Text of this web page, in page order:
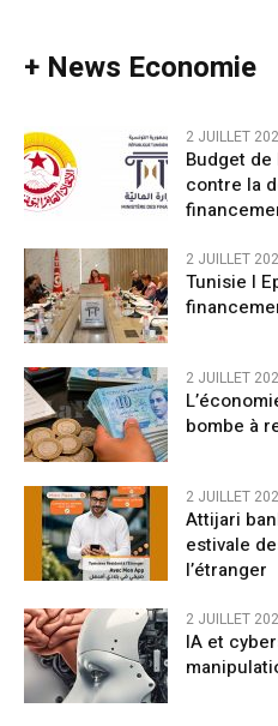
+ News Economie
2 JUILLET
Budget de
contre la
2 JUILLET
Tunisie l
2 JUILLET
bombe à
2 JUILLET
Attijari
estivale
l’étranger
2 JUILLET
IA et